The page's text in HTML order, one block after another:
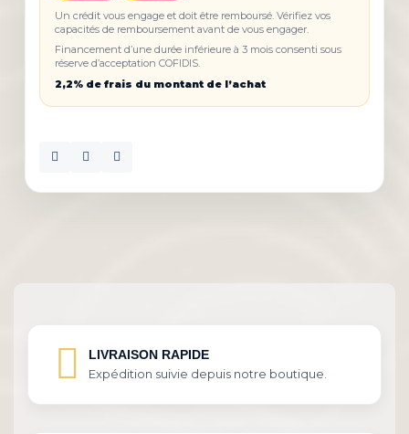
Un crédit vous engage et doit être remboursé. Vérifiez vos
capacités de remboursement avant de vous engager.
Financement d’une durée inférieure à 3 mois consenti sous
réserve d’acceptation COFIDIS.
2,2% de frais du montant de l’achat
LIVRAISON RAPIDE
Expédition suivie depuis notre boutique.